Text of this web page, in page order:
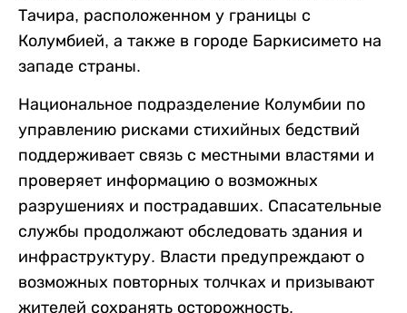
Тачира, расположенном у границы с
Колумбией, а также в городе Баркисимето на
западе страны.
Национальное подразделение Колумбии по
управлению рисками стихийных бедствий
поддерживает связь с местными властями и
проверяет информацию о возможных
разрушениях и пострадавших. Спасательные
службы продолжают обследовать здания и
инфраструктуру. Власти предупреждают о
возможных повторных толчках и призывают
жителей сохранять осторожность.